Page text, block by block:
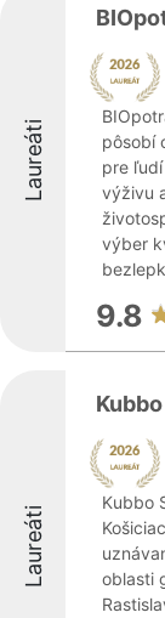
Laureáti
pôsobí
pre
výživu
výber
9.8
Laureáti
Kubbo
oblasti